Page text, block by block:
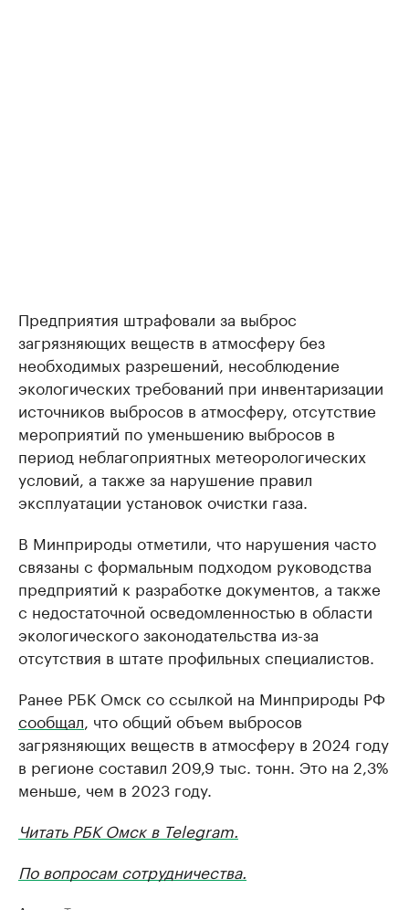
Предприятия штрафовали за выброс
загрязняющих веществ в атмосферу без
необходимых разрешений, несоблюдение
экологических требований при инвентаризации
источников выбросов в атмосферу, отсутствие
мероприятий по уменьшению выбросов в
период неблагоприятных метеорологических
условий, а также за нарушение правил
эксплуатации установок очистки газа.
В Минприроды отметили, что нарушения часто
связаны с формальным подходом руководства
предприятий к разработке документов, а также
с недостаточной осведомленностью в области
экологического законодательства из-за
отсутствия в штате профильных специалистов.
Ранее РБК Омск со ссылкой на Минприроды РФ
сообщал, что общий объем выбросов
загрязняющих веществ в атмосферу в 2024 году
в регионе составил 209,9 тыс. тонн. Это на 2,3%
меньше, чем в 2023 году.
Читать РБК Омск в Telegram.
По вопросам сотрудничества.